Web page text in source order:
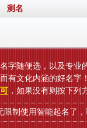
测名
字随便选，以及专业
有文化内涵的好名字
，如果没有则按下列
用智能起名了，谢谢